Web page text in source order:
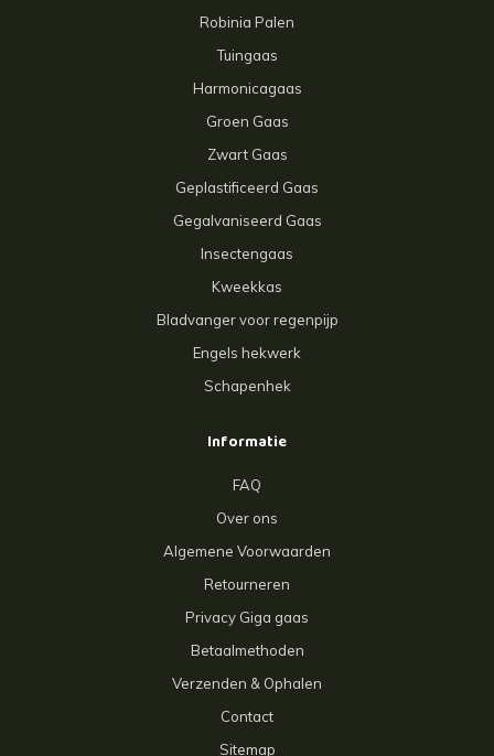
Robinia Palen
Tuingaas
Harmonicagaas
Groen Gaas
Zwart Gaas
Geplastificeerd Gaas
Gegalvaniseerd Gaas
Insectengaas
Kweekkas
Bladvanger voor regenpijp
Engels hekwerk
Schapenhek
Informatie
FAQ
Over ons
Algemene Voorwaarden
Retourneren
Privacy Giga gaas
Betaalmethoden
Verzenden & Ophalen
Contact
Sitemap